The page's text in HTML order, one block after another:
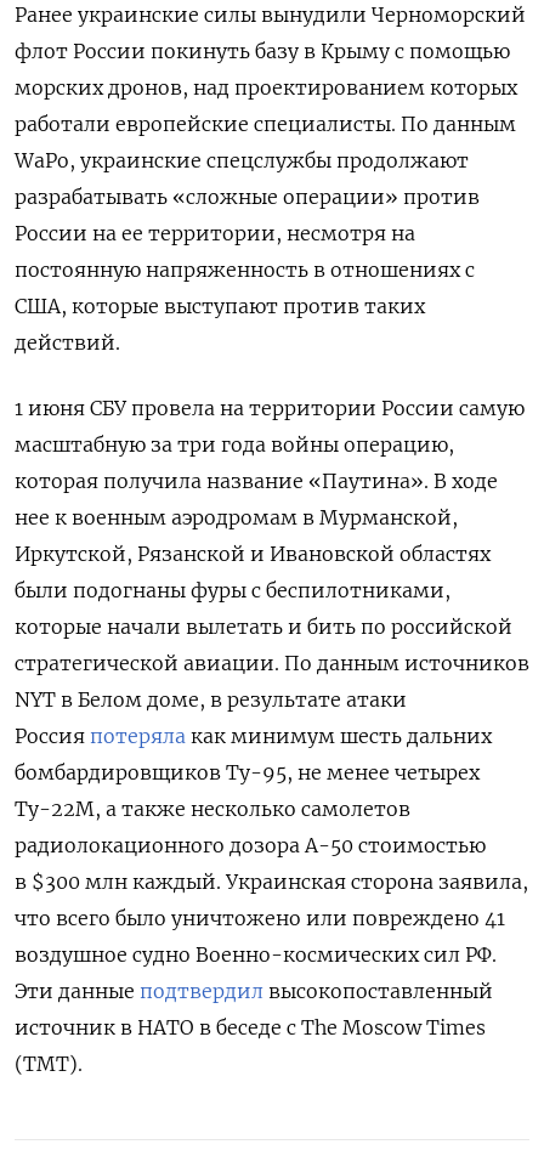
Ранее украинские силы вынудили Черноморский
флот России покинуть базу в Крыму с помощью
морских дронов, над проектированием которых
работали европейские специалисты. По данным
WaPo, украинские спецслужбы продолжают
разрабатывать «сложные операции» против
России на ее территории, несмотря на
постоянную напряженность в отношениях с
США, которые выступают против таких
действий.
1 июня СБУ провела на территории России самую
масштабную за три года войны операцию,
которая получила название «Паутина». В ходе
нее к военным аэродромам в Мурманской,
Иркутской, Рязанской и Ивановской областях
были подогнаны фуры с беспилотниками,
которые начали вылетать и бить по российской
стратегической авиации. По данным источников
NYT в Белом доме, в результате атаки
Россия потеряла как минимум шесть дальних
бомбардировщиков Ту-95, не менее четырех
Ту-22М, а также несколько самолетов
радиолокационного дозора А-50 стоимостью
в $300 млн каждый. Украинская сторона заявила,
что всего было уничтожено или повреждено 41
воздушное судно Военно-космических сил РФ.
Эти данные подтвердил высокопоставленный
источник в НАТО в беседе с The Moscow Times
(TMT).